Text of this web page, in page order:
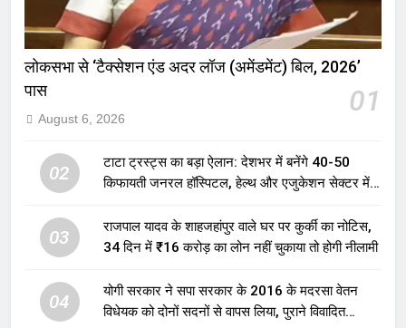
लोकसभा से ‘टैक्सेशन एंड अदर लॉज (अमेंडमेंट) बिल, 2026’
पास
01
August 6, 2026
02
टाटा ट्रस्ट्स का बड़ा ऐलान: देशभर में बनेंगे 40-50
किफायती जनरल हॉस्पिटल, हेल्थ और एजुकेशन सेक्टर में
03
राजपाल यादव के शाहजहांपुर वाले घर पर कुर्की का नोटिस,
34 दिन में ₹16 करोड़ का लोन नहीं चुकाया तो होगी नीलामी
04
योगी सरकार ने सपा सरकार के 2016 के मदरसा वेतन
विधेयक को दोनों सदनों से वापस लिया, पुराने विवादित